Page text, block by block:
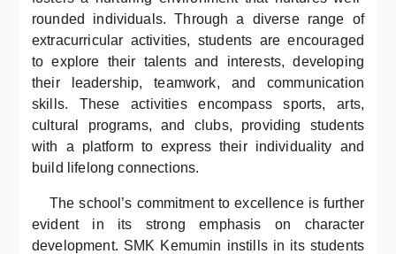
rounded individuals. Through a diverse range of
extracurricular activities, students are encouraged
to explore their talents and interests, developing
their leadership, teamwork, and communication
skills. These activities encompass sports, arts,
cultural programs, and clubs, providing students
with a platform to express their individuality and
build lifelong connections.
The school’s commitment to excellence is further
evident in its strong emphasis on character
development. SMK Kemumin instills in its students